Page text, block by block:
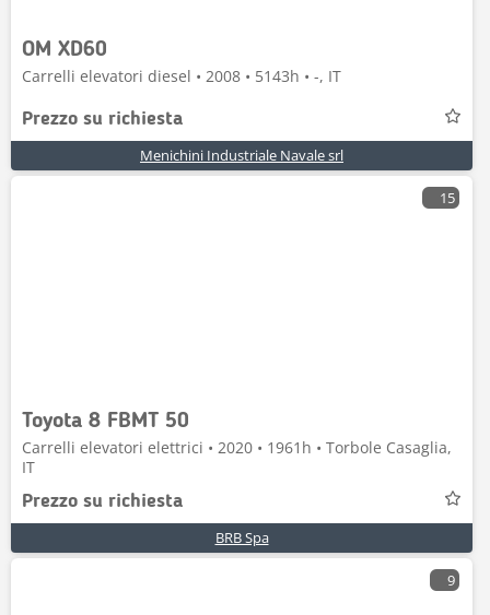
OM XD60
Carrelli elevatori diesel • 2008 • 5143h • -, IT
Prezzo su richiesta
Menichini Industriale Navale srl
15
Toyota 8 FBMT 50
Carrelli elevatori elettrici • 2020 • 1961h • Torbole Casaglia,
IT
Prezzo su richiesta
BRB Spa
9